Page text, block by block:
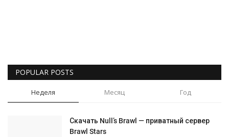
POPULAR POSTS
Неделя Месяц Год
Скачать Null’s Brawl — приватный сервер
Brawl Stars